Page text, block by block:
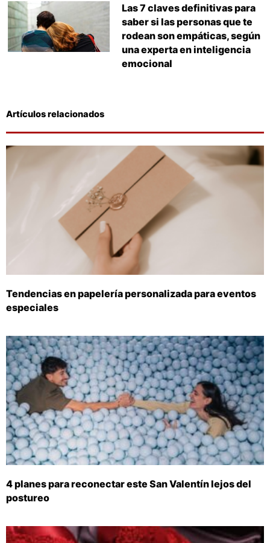
Las 7 claves definitivas para
saber si las personas que te
rodean son empáticas, según
una experta en inteligencia
emocional
Artículos relacionados
Tendencias en papelería personalizada para eventos
especiales
4 planes para reconectar este San Valentín lejos del
postureo